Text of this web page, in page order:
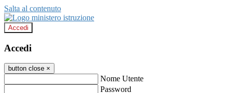
Salta al contenuto
Accedi
Accedi
button close ×
Nome Utente
Password